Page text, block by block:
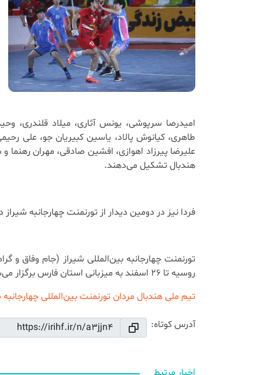
امیدرصا سرپوشی، یونس آثاری، میلاد قلندری،
طاهری، كیانوش پالاد، یاسین كبیریان جو، علی
علیرضا پیرزاد اهوازی، افشین صادقی، مهران رهنما
هندبال تشکیل می‌دهند.
فردا نیز در دومین دیدار از تورنمنت چهارجانبه
روسیه تا ۲۶ اسفند به میزبانی استان فارس برگزار می‌شود.
تیم ملی هندبال مردانتورنمنت بین‌المللی چهارجانبه
آدرس کوتاه: